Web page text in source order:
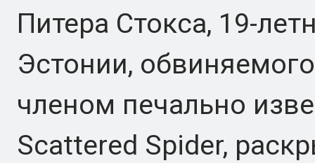
Питера Стокса, 19-
Эстонии,
членом печально
Scattered Spider,